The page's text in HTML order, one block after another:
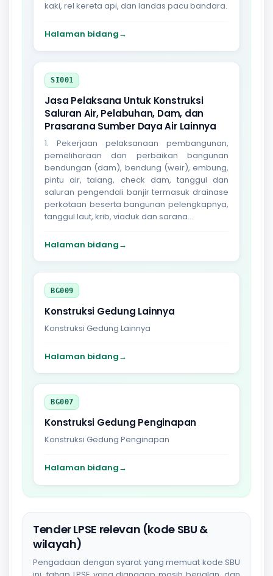
kaki, rel kereta api, dan landas pacu bandara.
Halaman bidang→
SI001
Jasa Pelaksana Untuk Konstruksi
Saluran Air, Pelabuhan, Dam, dan
Prasarana Sumber Daya Air Lainnya
1. Pekerjaan pelaksanaan pembangunan,
pemeliharaan dan perbaikan bangunan
bendungan (dam), bendung (weir), embung,
pintu air, talang, check dam, tanggul dan
saluran pengendali banjir termasuk drainase
perkotaan beserta bangunan pelengkapnya,
tanggul laut, krib, viaduk dan sarana...
Halaman bidang→
BG009
Konstruksi Gedung Lainnya
Konstruksi Gedung Lainnya
Halaman bidang→
BG007
Konstruksi Gedung Penginapan
Konstruksi Gedung Penginapan
Halaman bidang→
Tender LPSE relevan (kode SBU &
wilayah)
Pengadaan dengan syarat yang memuat kode SBU